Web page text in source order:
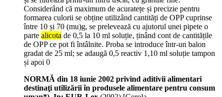
Considerând că maximum de acuratețe și precizie pentru
formarea culorii se obține utilizând cantități de OPP cuprinse
între 10 și 70 (mu)g, se prelevează cu ajutorul unei pipete o
parte alicota de 0,5 la 10 ml soluție, ținând cont de cantitățile
de OPP ce pot fi întâlnite. Proba se introduce într-un balon
gradat de 25 ml; se adaugă 0,5 reactiv 1,10 ml soluție tampon
și apoi 0
NORMĂ din 18 iunie 2002 privind aditivii alimentari
destinaţi utilizării în produsele alimentare pentru consum